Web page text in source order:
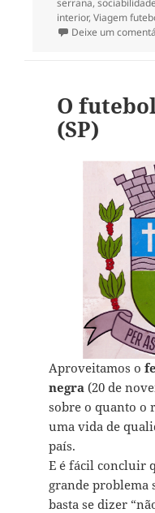
interior, Viagem
Deixe um
O
(SP)
Aproveitamos o
negra (20 de
sobre o quanto o
uma vida de
país.
E é fácil concluir
grande problema
basta se dizer